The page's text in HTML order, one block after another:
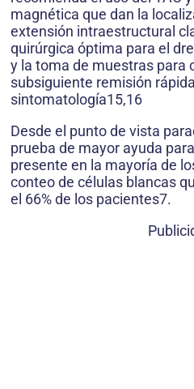
magnética que dan la
extensión intraestructural
quirúrgica óptima para el
y la toma de muestras para
subsiguiente remisión
sintomatología15,16
Desde el punto de vista
prueba de mayor ayuda
presente en la mayoría de
conteo de células blancas
el 66% de los pacientes7.